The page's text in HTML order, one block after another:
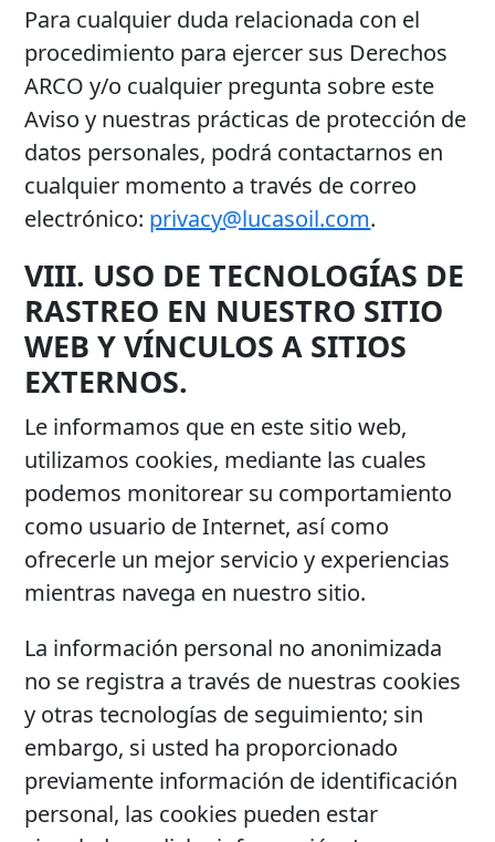
Para cualquier duda relacionada con el
procedimiento para ejercer sus Derechos
ARCO y/o cualquier pregunta sobre este
Aviso y nuestras prácticas de protección de
datos personales, podrá contactarnos en
cualquier momento a través de correo
electrónico: privacy@lucasoil.com.
VIII. USO DE TECNOLOGÍAS DE
RASTREO EN NUESTRO SITIO
WEB Y VÍNCULOS A SITIOS
EXTERNOS.
Le informamos que en este sitio web,
utilizamos cookies, mediante las cuales
podemos monitorear su comportamiento
como usuario de Internet, así como
ofrecerle un mejor servicio y experiencias
mientras navega en nuestro sitio.
La información personal no anonimizada
no se registra a través de nuestras cookies
y otras tecnologías de seguimiento; sin
embargo, si usted ha proporcionado
previamente información de identificación
personal, las cookies pueden estar